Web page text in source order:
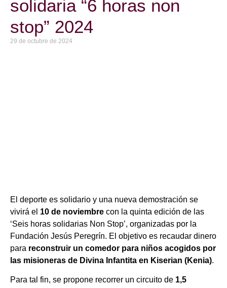
solidaria “6 horas non
stop” 2024
29 de octubre de 2024
El deporte es solidario y una nueva demostración se
vivirá el 10 de noviembre con la quinta edición de las
‘Seis horas solidarias Non Stop’, organizadas por la
Fundación Jesús Peregrín. El objetivo es recaudar dinero
para reconstruir un comedor para niños acogidos por
las misioneras de Divina Infantita en Kiserian (Kenia).
Para tal fin, se propone recorrer un circuito de 1,5